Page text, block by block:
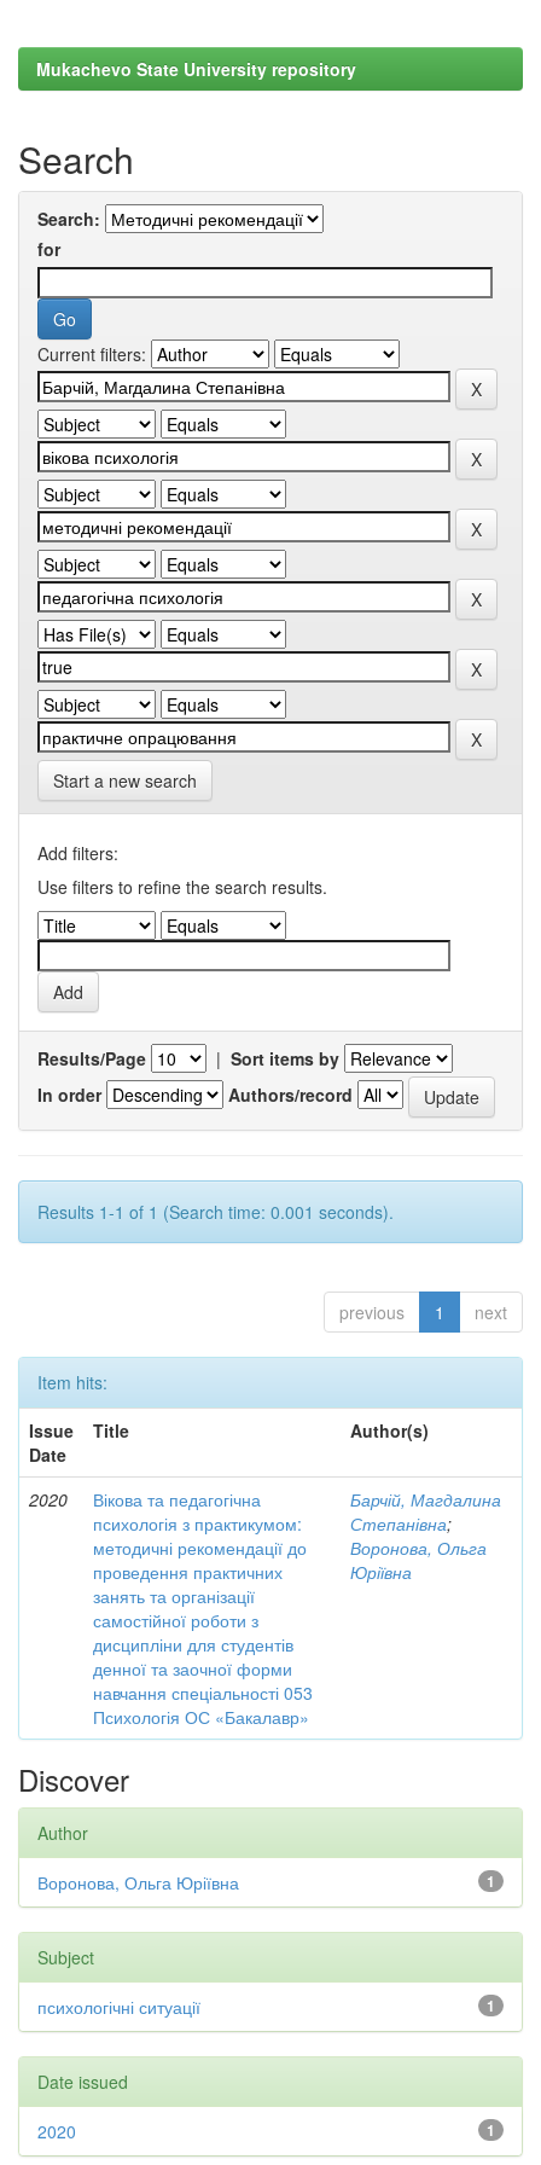
Mukachevo State University repository
Search
Search:
for
Current filters:
Start a new search
Add filters:
Use filters to refine the search results.
Results/Page | Sort items by
In order
Authors/record
Results 1-1 of 1 (Search time: 0.001 seconds).
previous 1 next
Item hits:
Issue
Date
Title Author(s)
2020
Вікова та педагогічна
психологія з практикумом:
методичні рекомендації до
проведення практичних
занять та організації
самостійної роботи з
дисципліни для студентів
денної та заочної форми
навчання спеціальності 053
Психологія ОС «Бакалавр»
Барчій, Магдалина
Степанівна;
Воронова, Ольга
Юріївна
Discover
Author
1
Воронова, Ольга Юріївна
Subject
1
психологічні ситуації
Date issued
1
2020